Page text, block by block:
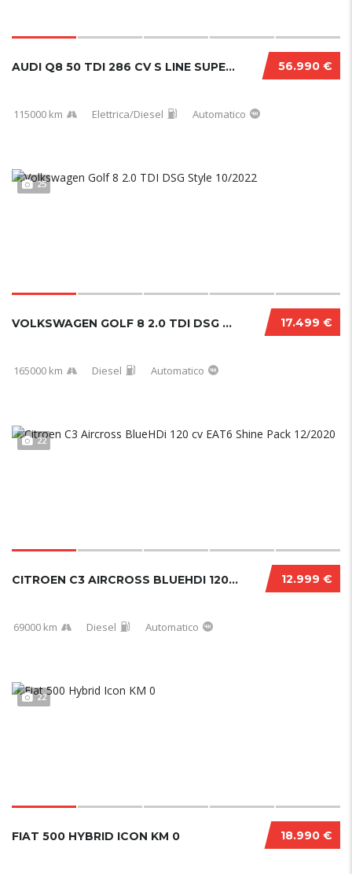
56.990 €
AUDI Q8 50 TDI 286 CV S LINE SUPER FULL
115000 km Elettrica/Diesel Automatico
25
17.499 €
VOLKSWAGEN GOLF 8 2.0 TDI DSG STYLE 10/2022....
165000 km Diesel Automatico
22
12.999 €
CITROEN C3 AIRCROSS BLUEHDI 120 CV EAT6 SHIN...
69000 km Diesel Automatico
22
18.990 €
FIAT 500 HYBRID ICON KM 0